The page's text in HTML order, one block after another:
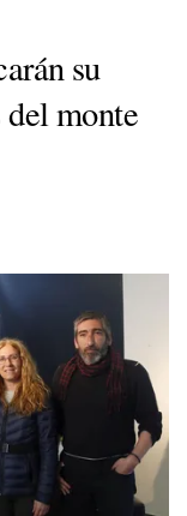
su
monte